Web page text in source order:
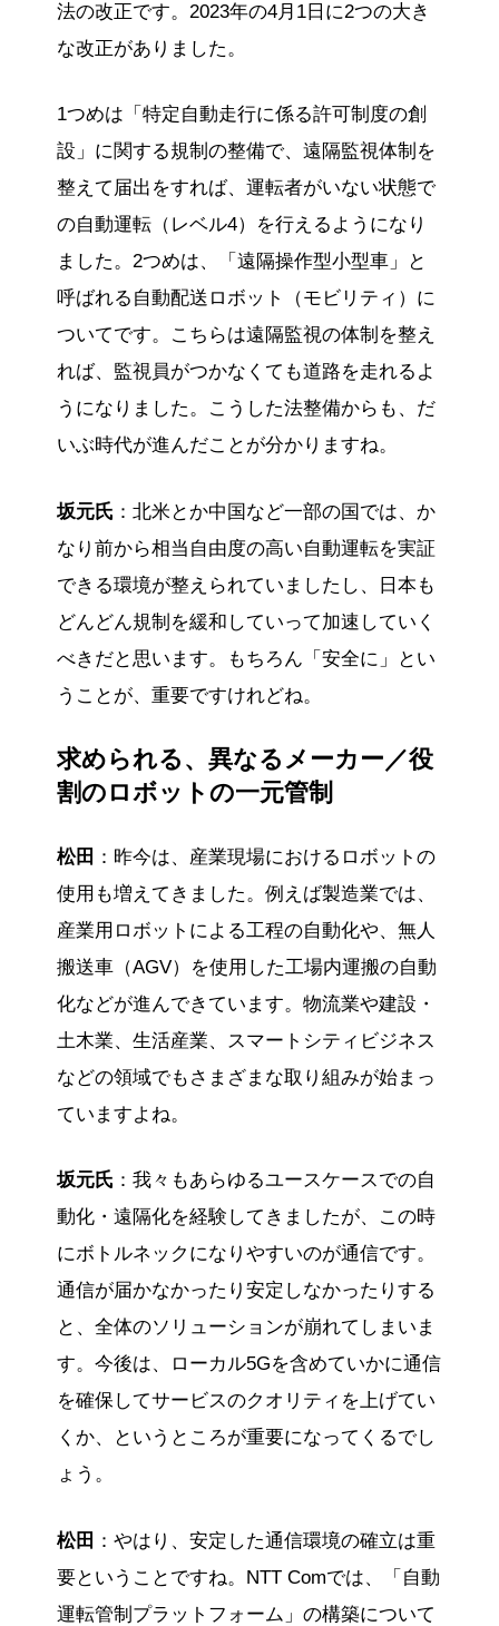
法の改正です。2023年の4月1日に2つの大き
な改正がありました。
1つめは「特定自動走行に係る許可制度の創
設」に関する規制の整備で、遠隔監視体制を
整えて届出をすれば、運転者がいない状態で
の自動運転（レベル4）を行えるようになり
ました。2つめは、「遠隔操作型小型車」と
呼ばれる自動配送ロボット（モビリティ）に
ついてです。こちらは遠隔監視の体制を整え
れば、監視員がつかなくても道路を走れるよ
うになりました。こうした法整備からも、だ
いぶ時代が進んだことが分かりますね。
坂元氏 ：北米とか中国など一部の国では、か
なり前から相当自由度の高い自動運転を実証
できる環境が整えられていましたし、日本も
どんどん規制を緩和していって加速していく
べきだと思います。もちろん「安全に」とい
うことが、重要ですけれどね。
求められる、異なるメーカー／役
割のロボットの一元管制
松田 ：昨今は、産業現場におけるロボットの
使用も増えてきました。例えば製造業では、
産業用ロボットによる工程の自動化や、無人
搬送車（AGV）を使用した工場内運搬の自動
化などが進んできています。物流業や建設・
土木業、生活産業、スマートシティビジネス
などの領域でもさまざまな取り組みが始まっ
ていますよね。
坂元氏 ：我々もあらゆるユースケースでの自
動化・遠隔化を経験してきましたが、この時
にボトルネックになりやすいのが通信です。
通信が届かなかったり安定しなかったりする
と、全体のソリューションが崩れてしまいま
す。今後は、ローカル5Gを含めていかに通信
を確保してサービスのクオリティを上げてい
くか、というところが重要になってくるでし
ょう。
松田 ：やはり、安定した通信環境の確立は重
要ということですね。NTT Comでは、「自動
運転管制プラットフォーム」の構築について